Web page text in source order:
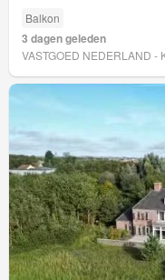
Balkon
3 dagen geleden